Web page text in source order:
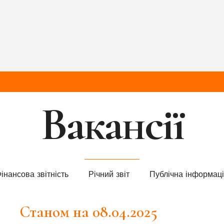
Вакансії
звітність Річний звіт Публічна
Станом на 08.04.2025